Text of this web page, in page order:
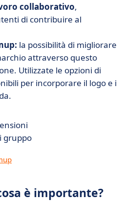
collaborativo,
di contribuire al
la possibilità di migliorare
attraverso questo
Utilizzate le opzioni di
per incorporare il logo e i
gruppo
è importante?